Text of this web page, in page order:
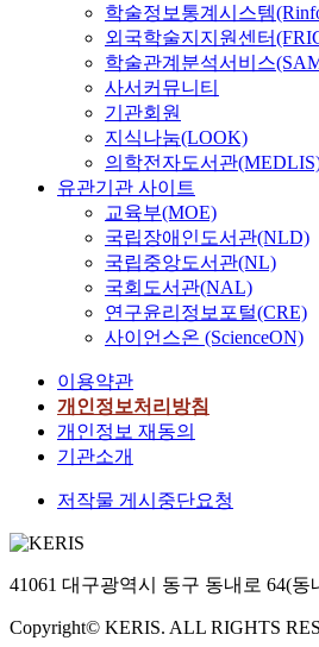
학술정보통계시스템
외국학술지지원센터
학술관계분석서비스
사서커뮤니티
기관회원
지식나눔(LOOK)
의학전자도서관
유관기관 사이트
교육부(MOE)
국립장애인도서관(NLD)
국립중앙도서관(NL)
국회도서관(NAL)
연구윤리정보포털(CRE)
사이언스온 (ScienceON)
이용약관
개인정보처리방침
개인정보 재동의
기관소개
저작물 게시중단요청
41061 대구광역시 동구 동내로 64(동
Copyright© KERIS. ALL RIGHTS